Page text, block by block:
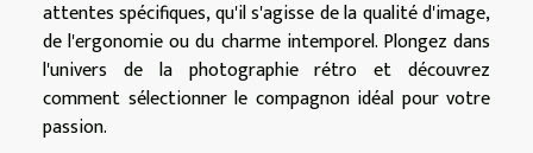
attentes spécifiques, qu'il s'agisse de la qualité d'image,
de l'ergonomie ou du charme intemporel. Plongez dans
l'univers de la photographie rétro et découvrez
comment sélectionner le compagnon idéal pour votre
passion.